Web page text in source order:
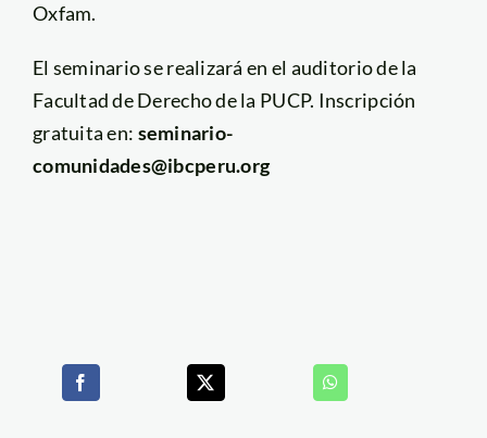
Oxfam.
El seminario se realizará en el auditorio de la
Facultad de Derecho de la PUCP. Inscripción
gratuita en: seminario-
comunidades@ibcperu.org